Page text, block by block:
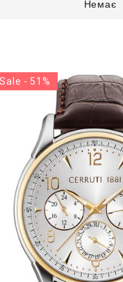
Немає
Sale - 51%